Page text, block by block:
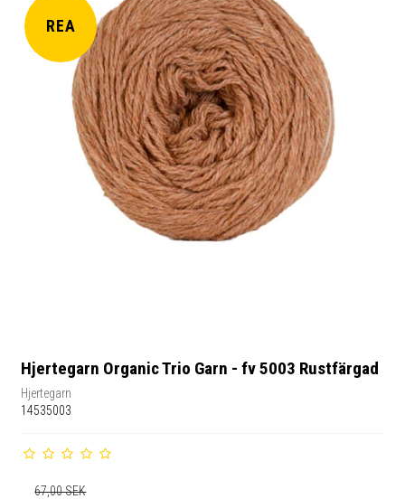
REA
Hjertegarn Organic Trio Garn - fv 5003 Rustfärgad
Hjertegarn
14535003
67,00 SEK